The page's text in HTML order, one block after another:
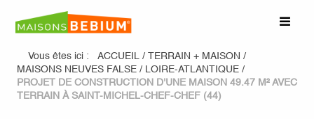
Vous êtes ici : ACCUEIL / TERRAIN + MAISON /
MAISONS NEUVES FALSE / LOIRE-ATLANTIQUE /
PROJET DE CONSTRUCTION D'UNE MAISON 49.47 M² AVEC
TERRAIN À SAINT-MICHEL-CHEF-CHEF (44)